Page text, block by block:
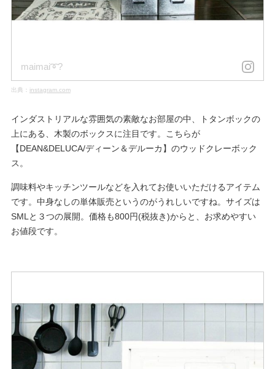
maimai➰?
出典： instagram.com
インダストリアルな雰囲気の素敵なお部屋の中、トタンボックの
上にある、木製のボックスに注目です。こちらが
【DEAN&DELUCA/ディーン＆デルーカ】のウッドクレーボック
ス。
調味料やキッチンツールなどを入れてお使いいただけるアイテム
です。中身なしの単体販売というのがうれしいですね。サイズは
SMLと３つの展開。価格も800円(税抜き)からと、お求めやすい
お値段です。